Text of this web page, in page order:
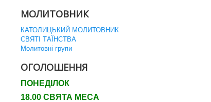
МОЛИТОВНИК
КАТОЛИЦЬКИЙ МОЛИТОВНИК
СВЯТІ ТАЇНСТВА
Молитовні групи
ОГОЛОШЕННЯ
ПОНЕДІЛОК
18.00 СВЯТА МЕСА